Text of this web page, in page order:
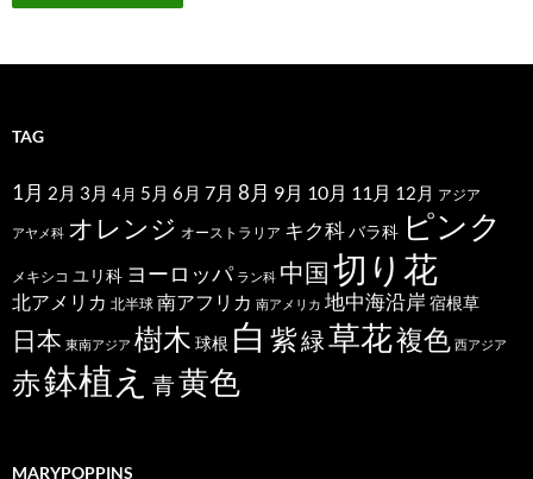
TAG
1月 2月 3月 4月 5月 6月 7月 8月 9月 10月 11月 12月 アジア
アヤメ科 オレンジ オーストラリア キク科バラ科 ピンク
メキシコ ユリ科 ヨーロッパ ラン科 中国切り花
北アメリカ 北半球 南アフリカ 南アメリカ 地中海沿岸 宿根草
日本 東南アジア 樹木 球根 白 紫緑草花複色 西アジア
赤鉢植え 青黄色
MARYPOPPINS